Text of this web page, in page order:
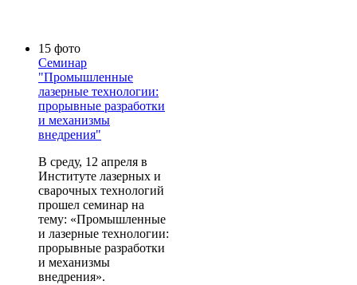
15 фото
Семинар
"Промышленные
лазерные технологии:
прорывные разработки
и механизмы
внедрения"
В среду, 12 апреля в
Институте лазерных и
сварочных технологий
прошел семинар на
тему: «Промышленные
и лазерные технологии:
прорывные разработки
и механизмы
внедрения».